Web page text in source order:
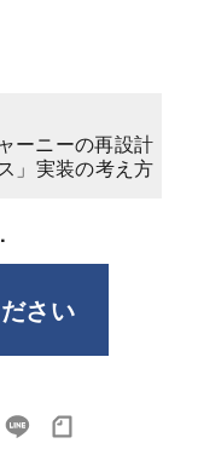
ーニーの再設計
」実装の考え方
さい